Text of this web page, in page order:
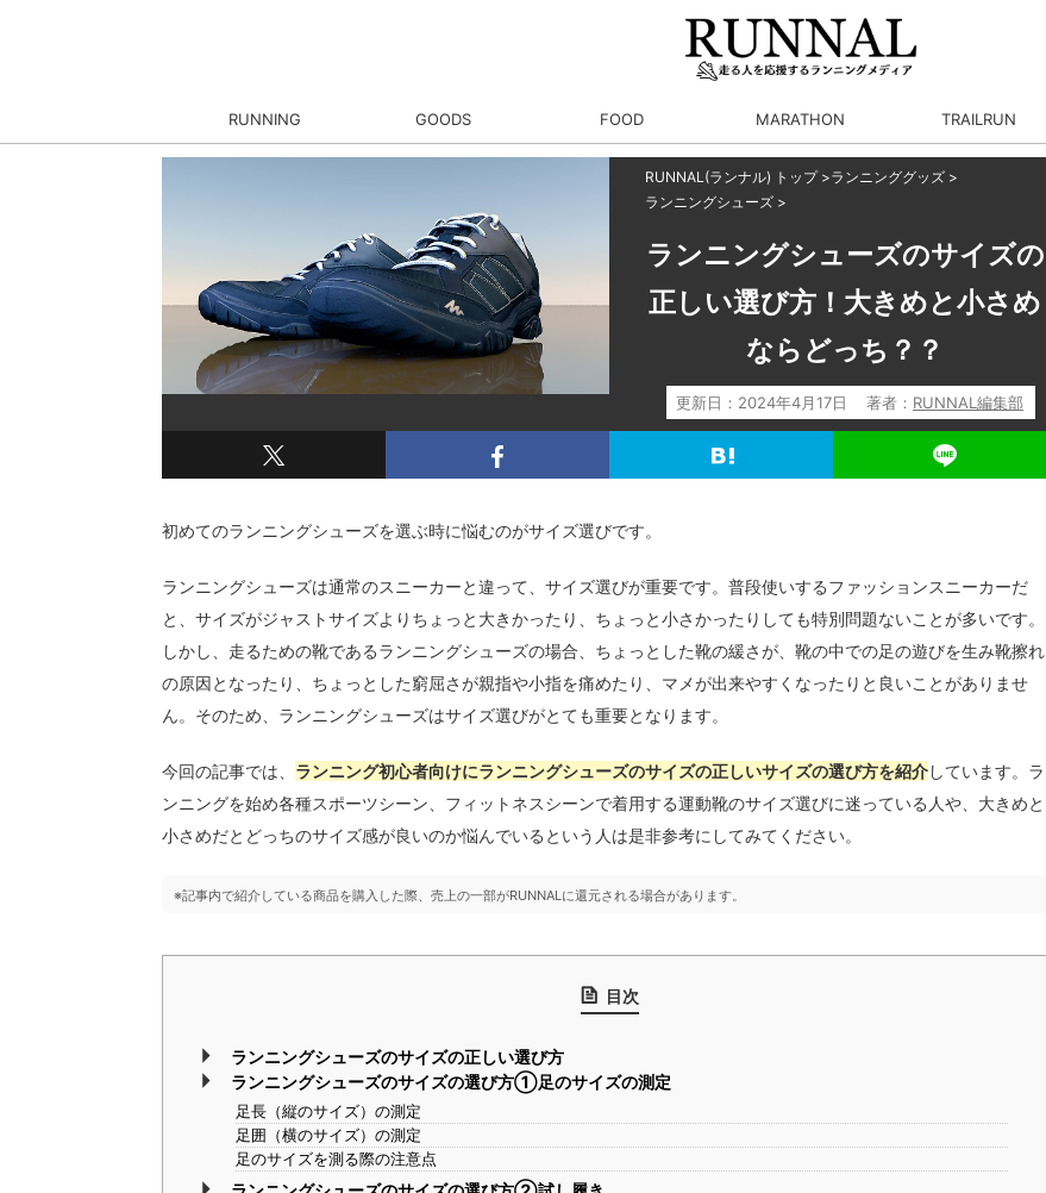
RUNNING GOODS FOOD MARATHON TRAILRUN
RUNNAL(ランナル) トップ >ランニンググッズ >
ランニングシューズ >
ランニングシューズのサイズの
正しい選び方！大きめと小さめ
ならどっち？？
更新日： 2024年4月17日 著者： RUNNAL編集部
初めてのランニングシューズを選ぶ時に悩むのがサイズ選びです。
ランニングシューズは通常のスニーカーと違って、サイズ選びが重要です。普段使いするファッションスニーカーだ
と、サイズがジャストサイズよりちょっと大きかったり、ちょっと小さかったりしても特別問題ないことが多いです。
しかし、走るための靴であるランニングシューズの場合、ちょっとした靴の緩さが、靴の中での足の遊びを生み靴擦れ
の原因となったり、ちょっとした窮屈さが親指や小指を痛めたり、マメが出来やすくなったりと良いことがありませ
ん。そのため、ランニングシューズはサイズ選びがとても重要となります。
今回の記事では、 ランニング初心者向けにランニングシューズのサイズの正しいサイズの選び方を紹介しています。ラ
ンニングを始め各種スポーツシーン、フィットネスシーンで着用する運動靴のサイズ選びに迷っている人や、大きめと
小さめだとどっちのサイズ感が良いのか悩んでいるという人は是非参考にしてみてください。
※記事内で紹介している商品を購入した際、売上の一部がRUNNALに還元される場合があります。
目次
ランニングシューズのサイズの正しい選び方
ランニングシューズのサイズの選び方①足のサイズの測定
足長（縦のサイズ）の測定
足囲（横のサイズ）の測定
足のサイズを測る際の注意点